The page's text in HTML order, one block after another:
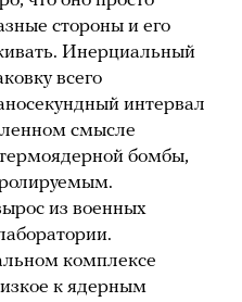
стороны и его
Инерциальный
всего
интервал
смысле
бомбы,
из военных
комплексе
к ядерным